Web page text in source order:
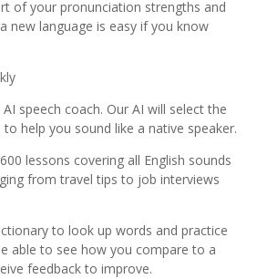
of your pronunciation strengths and
new language is easy if you know
speech coach. Our AI will select the
help you sound like a native speaker.
lessons covering all English sounds
from travel tips to job interviews
to look up words and practice
able to see how you compare to a
feedback to improve.